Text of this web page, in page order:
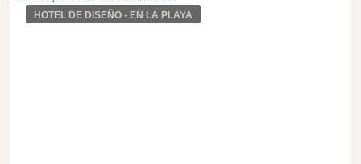
HOTEL DE DISEÑO - EN LA PLAYA